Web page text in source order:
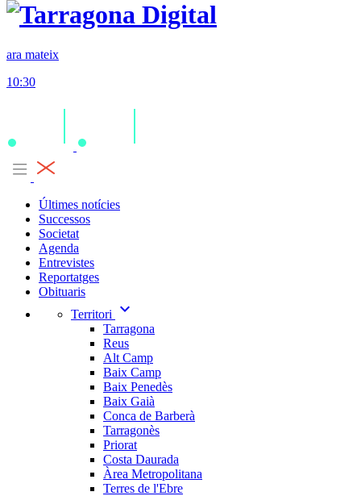
ara mateix
10:30
Últimes notícies
Successos
Societat
Agenda
Entrevistes
Reportatges
Obituaris
Territori
expand_more
Tarragona
Reus
Alt Camp
Baix Camp
Baix Penedès
Baix Gaià
Conca de Barberà
Tarragonès
Priorat
Costa Daurada
Àrea Metropolitana
Terres de l'Ebre